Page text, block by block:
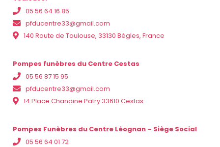
05 56 64 16 85
pfducentre33@gmail.com
140 Route de Toulouse, 33130 Bègles, France
Pompes funèbres du Centre Cestas
05 56 87 15 95
pfducentre33@gmail.com
14 Place Chanoine Patry 33610 Cestas
Pompes Funèbres du Centre Léognan – Siège Social
05 56 64 01 72